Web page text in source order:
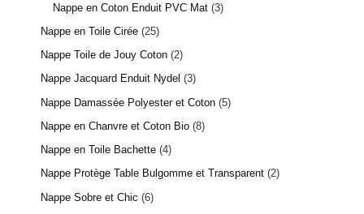
Nappe en Coton Enduit PVC Mat 3
Nappe en Toile Cirée 25
Nappe Toile de Jouy Coton 2
Nappe Jacquard Enduit Nydel
3
Nappe Damassée Polyester et Coton 5
Nappe en Chanvre et Coton Bio 8
Nappe en Toile Bachette 4
Nappe Protège Table Bulgomme et Transparent 2
Nappe Sobre et Chic 6